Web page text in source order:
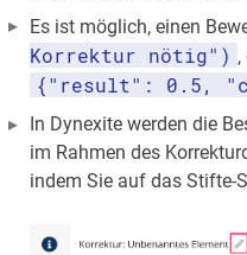
Es ist möglich, einen
Korrektur nötig")
{"result": 0.5,
In Dynexite werden die
im Rahmen des
indem Sie auf das Stifte-